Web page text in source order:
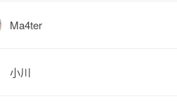
Ma4ter
小川